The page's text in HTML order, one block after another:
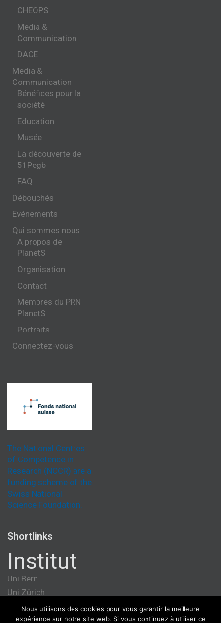
CHEOPS
Media &
Communication
DACE
Media &
Communication
Bénéfices pour la
société
Education
Musée
La découverte de
51Pegb
FAQ
Débouchés
Evénements
Qui sommes nous
A propos de
PlanetS
Organisation
Contact
Membres du PRN
PlanetS
Portraits
Connectez-vous
The National Centres
of Competence in
Research (NCCR) are a
funding scheme of the
Swiss National
Science Foundation.
Shortlinks
Institut
Uni Bern
Uni Zürich
Université de Genève
ETH Zürich
Nous utilisons des cookies pour vous garantir la meilleure
expérience sur notre site web. Si vous continuez à utiliser ce